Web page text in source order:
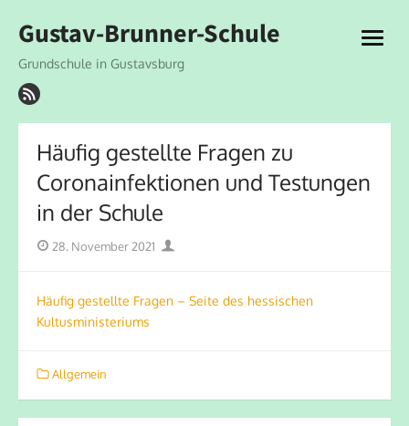
to
Gustav-Brunner-Schule
Grundschule in Gustavsburg
open
Häufig gestellte Fragen zu
Coronainfektionen und Testungen
in der Schule
Posted
28. November 2021 Author
Häufig gestellte Fragen – Seite des hessischen
Kultusministeriums
Allgemein